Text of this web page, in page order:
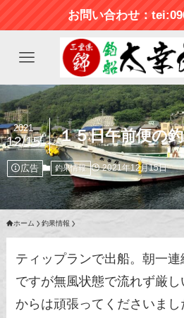
お問い合わせ：
１５日午前便の
2021
12/15
広告 釣果情報 2021年12月15日
ホーム 釣果情報
ティップランで出船。朝一
ですが無風状態で流れず厳
からは頑張ってくださいま